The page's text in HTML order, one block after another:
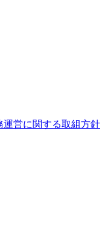
営に関する取組方針